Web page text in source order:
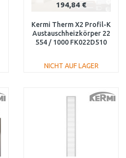
194,84 €
Kermi Therm X2 Profil-K
Austauschheizkörper 22
554 / 1000 FK022D510
NICHT AUF LAGER
Vergleichen